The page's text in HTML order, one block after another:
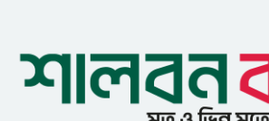
সহযোগিতা
ধনবাড়ীতে
মৃত্যুর ঘটনায়